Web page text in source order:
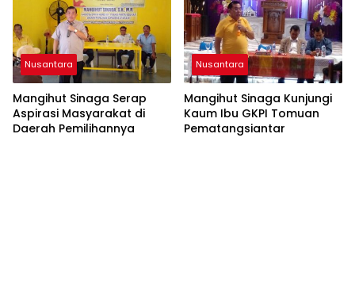
Nusantara
Mangihut Sinaga Serap
Aspirasi Masyarakat di
Daerah Pemilihannya
Nusantara
Mangihut Sinaga Kunjungi
Kaum Ibu GKPI Tomuan
Pematangsiantar